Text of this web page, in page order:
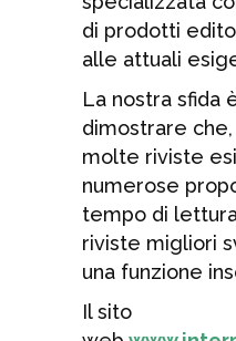
di prodotti
alle attuali
La nostra sfida
dimostrare
molte riviste
numerose
tempo di
riviste migliori
una funzione
Il sito